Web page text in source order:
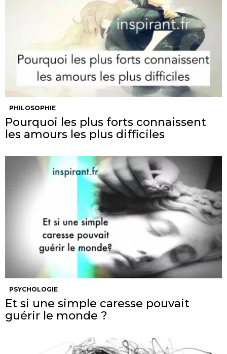
PHILOSOPHIE
Pourquoi les plus forts connaissent
les amours les plus difficiles
PSYCHOLOGIE
Et si une simple caresse pouvait
guérir le monde ?